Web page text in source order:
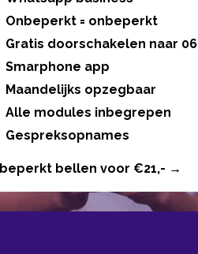
Onbeperkt = onbeperkt
Gratis doorschakelen naar 06
Smarphone app
Maandelijks opzegbaar
Alle modules inbegrepen
Gespreksopnames
bellen voor €21,- →